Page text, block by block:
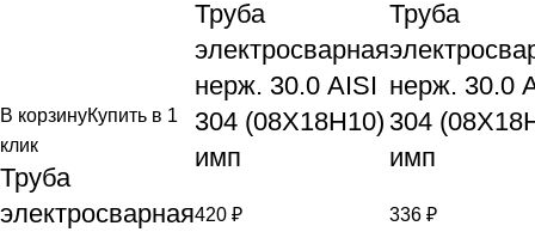
В корзинуКупить в 1
клик
Труба
электросварная
Труба
электросварная
нерж. 30.0 AISI
304 (08Х18Н10)
имп
420 ₽
Труба
нерж. 30.0
304
имп
336 ₽